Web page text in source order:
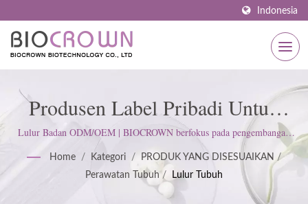
Indonesia
Produsen Label Pribadi Untuk
Body Scrub | Produsen Skincare
Bersertifikat ISO & GMP Sejak
1977 | BIOCROWN
Lulur Badan ODM/OEM | BIOCROWN berfokus pada pengembangan
produk perawatan kulit. Kami mengikuti standar ISO22716 dan Praktik
Manufaktur yang Baik (GMP); menjunjung tinggi sikap ketat untuk
memenuhi harapan pelanggan.
Home / Kategori / PRODUK YANG DISESUAIKAN /
Perawatan Tubuh / Lulur Tubuh